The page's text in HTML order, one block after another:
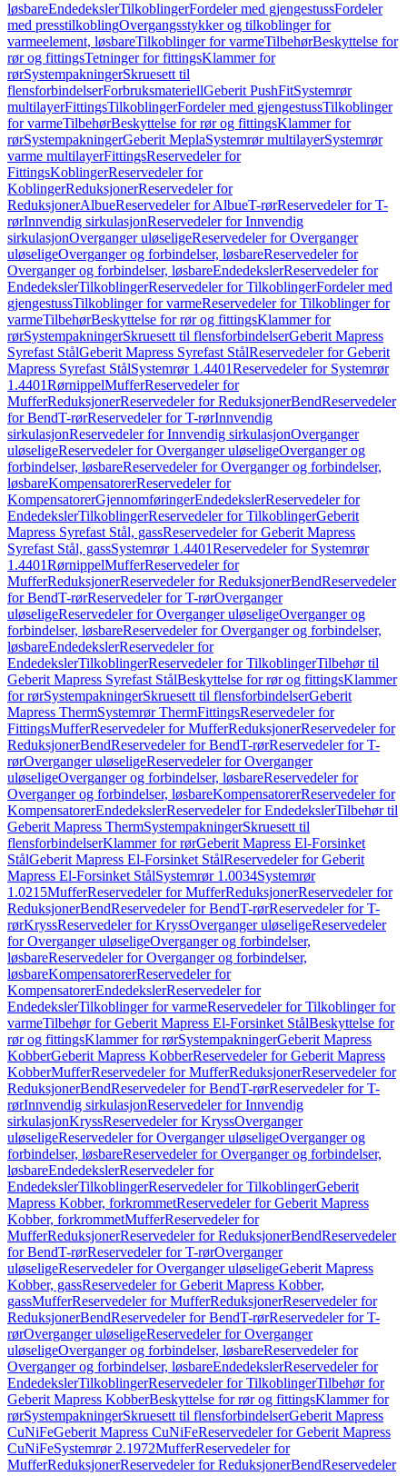
løsbareEndedekslerTilkoblingerFordeler med gjengestussFordeler
med presstilkoblingOvergangsstykker og tilkoblinger for
varmeelement, løsbareTilkoblinger for varmeTilbehørBeskyttelse for
rør og fittingsTetninger for fittingsKlammer for
rørSystempakningerSkruesett til
flensforbindelserForbruksmateriellGeberit PushFitSystemrør
multilayerFittingsTilkoblingerFordeler med gjengestussTilkoblinger
for varmeTilbehørBeskyttelse for rør og fittingsKlammer for
rørSystempakningerGeberit MeplaSystemrør multilayerSystemrør
varme multilayerFittingsReservedeler for
FittingsKoblingerReservedeler for
KoblingerReduksjonerReservedeler for
ReduksjonerAlbueReservedeler for AlbueT-rørReservedeler for T-
rørInnvendig sirkulasjonReservedeler for Innvendig
sirkulasjonOverganger uløseligeReservedeler for Overganger
uløseligeOverganger og forbindelser, løsbareReservedeler for
Overganger og forbindelser, løsbareEndedekslerReservedeler for
EndedekslerTilkoblingerReservedeler for TilkoblingerFordeler med
gjengestussTilkoblinger for varmeReservedeler for Tilkoblinger for
varmeTilbehørBeskyttelse for rør og fittingsKlammer for
rørSystempakningerSkruesett til flensforbindelserGeberit Mapress
Syrefast StålGeberit Mapress Syrefast StålReservedeler for Geberit
Mapress Syrefast StålSystemrør 1.4401Reservedeler for Systemrør
1.4401RørnippelMufferReservedeler for
MufferReduksjonerReservedeler for ReduksjonerBendReservedeler
for BendT-rørReservedeler for T-rørInnvendig
sirkulasjonReservedeler for Innvendig sirkulasjonOverganger
uløseligeReservedeler for Overganger uløseligeOverganger og
forbindelser, løsbareReservedeler for Overganger og forbindelser,
løsbareKompensatorerReservedeler for
KompensatorerGjennomføringerEndedekslerReservedeler for
EndedekslerTilkoblingerReservedeler for TilkoblingerGeberit
Mapress Syrefast Stål, gassReservedeler for Geberit Mapress
Syrefast Stål, gassSystemrør 1.4401Reservedeler for Systemrør
1.4401RørnippelMufferReservedeler for
MufferReduksjonerReservedeler for ReduksjonerBendReservedeler
for BendT-rørReservedeler for T-rørOverganger
uløseligeReservedeler for Overganger uløseligeOverganger og
forbindelser, løsbareReservedeler for Overganger og forbindelser,
løsbareEndedekslerReservedeler for
EndedekslerTilkoblingerReservedeler for TilkoblingerTilbehør til
Geberit Mapress Syrefast StålBeskyttelse for rør og fittingsKlammer
for rørSystempakningerSkruesett til flensforbindelserGeberit
Mapress ThermSystemrør ThermFittingsReservedeler for
FittingsMufferReservedeler for MufferReduksjonerReservedeler for
ReduksjonerBendReservedeler for BendT-rørReservedeler for T-
rørOverganger uløseligeReservedeler for Overganger
uløseligeOverganger og forbindelser, løsbareReservedeler for
Overganger og forbindelser, løsbareKompensatorerReservedeler for
KompensatorerEndedekslerReservedeler for EndedekslerTilbehør til
Geberit Mapress ThermSystempakningerSkruesett til
flensforbindelserKlammer for rørGeberit Mapress El-Forsinket
StålGeberit Mapress El-Forsinket StålReservedeler for Geberit
Mapress El-Forsinket StålSystemrør 1.0034Systemrør
1.0215MufferReservedeler for MufferReduksjonerReservedeler for
ReduksjonerBendReservedeler for BendT-rørReservedeler for T-
rørKryssReservedeler for KryssOverganger uløseligeReservedeler
for Overganger uløseligeOverganger og forbindelser,
løsbareReservedeler for Overganger og forbindelser,
løsbareKompensatorerReservedeler for
KompensatorerEndedekslerReservedeler for
EndedekslerTilkoblinger for varmeReservedeler for Tilkoblinger for
varmeTilbehør for Geberit Mapress El-Forsinket StålBeskyttelse for
rør og fittingsKlammer for rørSystempakningerGeberit Mapress
KobberGeberit Mapress KobberReservedeler for Geberit Mapress
KobberMufferReservedeler for MufferReduksjonerReservedeler for
ReduksjonerBendReservedeler for BendT-rørReservedeler for T-
rørInnvendig sirkulasjonReservedeler for Innvendig
sirkulasjonKryssReservedeler for KryssOverganger
uløseligeReservedeler for Overganger uløseligeOverganger og
forbindelser, løsbareReservedeler for Overganger og forbindelser,
løsbareEndedekslerReservedeler for
EndedekslerTilkoblingerReservedeler for TilkoblingerGeberit
Mapress Kobber, forkrommetReservedeler for Geberit Mapress
Kobber, forkrommetMufferReservedeler for
MufferReduksjonerReservedeler for ReduksjonerBendReservedeler
for BendT-rørReservedeler for T-rørOverganger
uløseligeReservedeler for Overganger uløseligeGeberit Mapress
Kobber, gassReservedeler for Geberit Mapress Kobber,
gassMufferReservedeler for MufferReduksjonerReservedeler for
ReduksjonerBendReservedeler for BendT-rørReservedeler for T-
rørOverganger uløseligeReservedeler for Overganger
uløseligeOverganger og forbindelser, løsbareReservedeler for
Overganger og forbindelser, løsbareEndedekslerReservedeler for
EndedekslerTilkoblingerReservedeler for TilkoblingerTilbehør for
Geberit Mapress KobberBeskyttelse for rør og fittingsKlammer for
rørSystempakningerSkruesett til flensforbindelserGeberit Mapress
CuNiFeGeberit Mapress CuNiFeReservedeler for Geberit Mapress
CuNiFeSystemrør 2.1972MufferReservedeler for
MufferReduksjonerReservedeler for ReduksjonerBendReservedeler